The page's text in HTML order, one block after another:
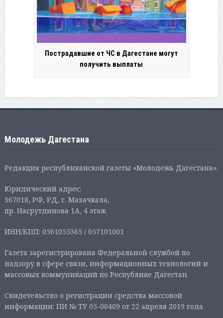
Пострадавшие от ЧС в Дагестане могут
получить выплаты
Молодежь Дагестана
Редакция республиканской газеты «Молодежь Дагестана».
Юридический адрес:
367018, РФ, РД, г. Махачкала,
пр. Насрутдинова 1А, 4 этаж
ИНН/КПП: 0561055365 / 057101001
Газета зарегистрирована Федеральной службой по
надзору в сфере связи, информационных технологий и
массовых коммуникаций по Республике Дагестан.
Свидетельство о регистрации средства массовой
информации: ПИ № ТУ 05-00409 от 22 апреля 2019 года